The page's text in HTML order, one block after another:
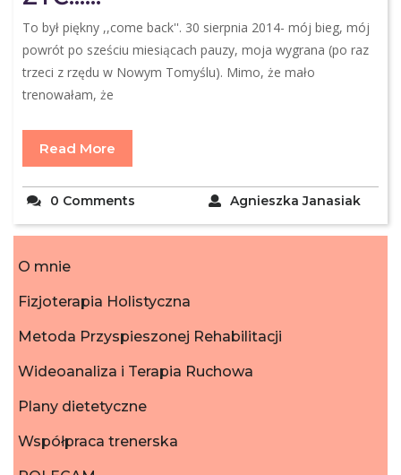
To był piękny ,,come back''. 30 sierpnia 2014- mój bieg, mój
powrót po sześciu miesiącach pauzy, moja wygrana (po raz
trzeci z rzędu w Nowym Tomyślu). Mimo, że mało
trenowałam, że
Read More
Agnieszka Janasiak
0 Comments
O mnie
Fizjoterapia Holistyczna
Metoda Przyspieszonej Rehabilitacji
Wideoanaliza i Terapia Ruchowa
Plany dietetyczne
Współpraca trenerska